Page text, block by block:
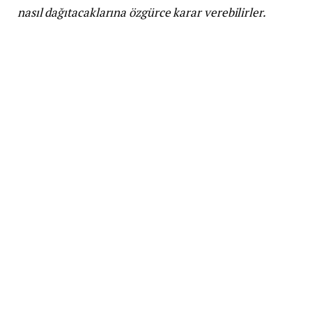
nasıl dağıtacaklarına özgürce karar verebilirler.